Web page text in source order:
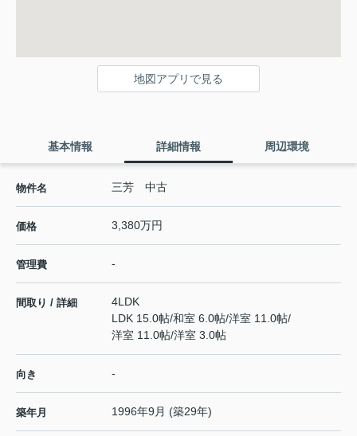
地図アプリで見る
基本情報 詳細情報 周辺環境
物件名 三芳 中古
価格 3,380万円
管理費 -
間取り / 詳細
4LDK
LDK 15.0帖/和室 6.0帖/洋室 11.0帖/
洋室 11.0帖/洋室 3.0帖
向き -
築年月 1996年9月 (築29年)